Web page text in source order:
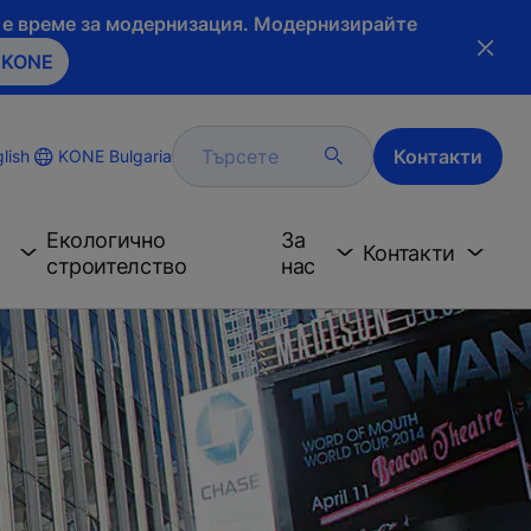
време за модернизация. Модернизирайте
KONE Bulgaria Търсете Контакти
Екологично
строителство
За
нас
Контакти